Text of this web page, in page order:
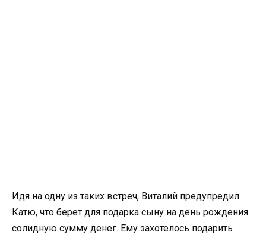
Идя на одну из таких встреч, Виталий предупредил
Катю, что берет для подарка сыну на день рождения
солидную сумму денег. Ему захотелось подарить